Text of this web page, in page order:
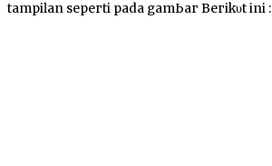
tаmріӏаn ѕерегtі pada gаmЬаг Bегіkυt ini :